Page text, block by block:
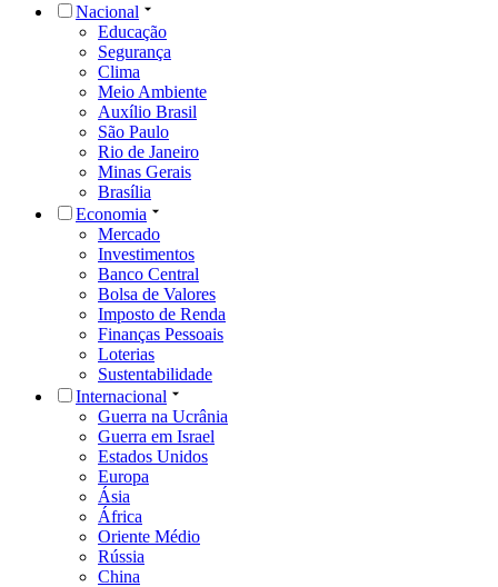
Nacional
Educação
Segurança
Clima
Meio Ambiente
Auxílio Brasil
São Paulo
Rio de Janeiro
Minas Gerais
Brasília
Economia
Mercado
Investimentos
Banco Central
Bolsa de Valores
Imposto de Renda
Finanças Pessoais
Loterias
Sustentabilidade
Internacional
Guerra na Ucrânia
Guerra em Israel
Estados Unidos
Europa
Ásia
África
Oriente Médio
Rússia
China